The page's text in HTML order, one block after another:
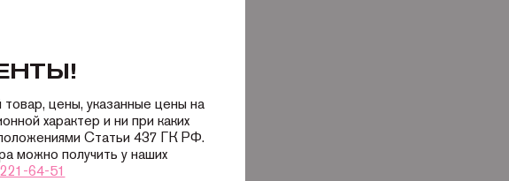
цены, указанные цены на
характер и ни при каких
Статьи 437 ГК РФ.
можно получить у наших
64-51